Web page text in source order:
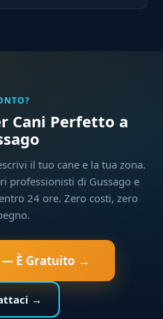
Cani Perfetto a
il tuo cane e la tua zona.
professionisti di Gussago e
24 ore. Zero costi, zero
È Gratuito →
→